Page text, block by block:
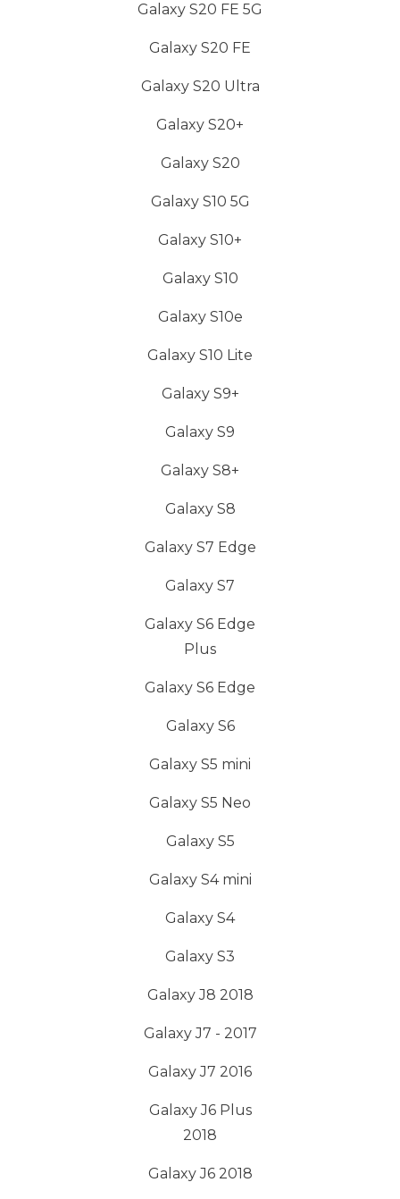
Galaxy S20 FE 5G
Galaxy S20 FE
Galaxy S20 Ultra
Galaxy S20+
Galaxy S20
Galaxy S10 5G
Galaxy S10+
Galaxy S10
Galaxy S10e
Galaxy S10 Lite
Galaxy S9+
Galaxy S9
Galaxy S8+
Galaxy S8
Galaxy S7 Edge
Galaxy S7
Galaxy S6 Edge
Plus
Galaxy S6 Edge
Galaxy S6
Galaxy S5 mini
Galaxy S5 Neo
Galaxy S5
Galaxy S4 mini
Galaxy S4
Galaxy S3
Galaxy J8 2018
Galaxy J7 - 2017
Galaxy J7 2016
Galaxy J6 Plus
2018
Galaxy J6 2018